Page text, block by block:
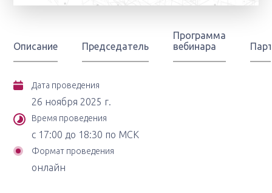
Описание Председатель
Программа
вебинара
Дата проведения
26 ноября 2025 г.
Время проведения
с 17:00 до 18:30 по МСК
Формат проведения
онлайн